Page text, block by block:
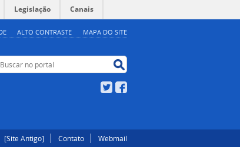
ALTO CONTRASTE MAPA DO SITE
Legislação Canais
Buscar no portal
Twitter
[Site Antigo] Contato Webmail